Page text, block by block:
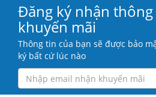
Đăng ký nhận
khuyến mãi
Thông tin của bạn sẽ được bảo
ký bất cứ lúc nào